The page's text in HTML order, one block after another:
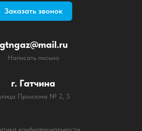
Заказать звонок
Промзона № 2, 3
gtngaz@mail.ru
г. Гатчина
Написать письмо
конфиденциальности